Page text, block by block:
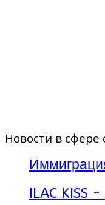
Новости в сфере
ILAC KISS